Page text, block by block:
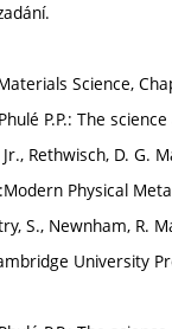
Science,
P.P.: The
Rethwisch, D. G.
Physical
S., Newnham, R.
University